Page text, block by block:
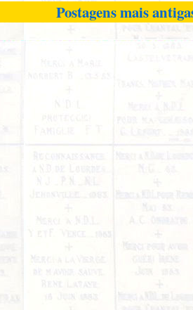
Postagens mais